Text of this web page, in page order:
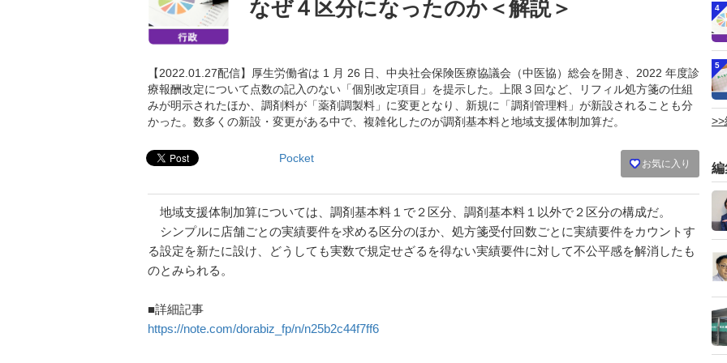
なぜ４区分になったのか＜解説＞
【2022.01.27配信】厚生労働省は 1 月 26 日、中央社会保険医療協議会（中医協）総会を開き、2022 年度診
療報酬改定について点数の記入のない「個別改定項目」を提示した。上限３回など、リフィル処方箋の仕組
みが明示されたほか、調剤料が「薬剤調製料」に変更となり、新規に「調剤管理料」が新設されることも分
かった。数多くの新設・変更がある中で、複雑化したのが調剤基本料と地域支援体制加算だ。
お気に入り
Pocket
地域支援体制加算については、調剤基本料１で２区分、調剤基本料１以外で２区分の構成だ。
シンプルに店舗ごとの実績要件を求める区分のほか、処方箋受付回数ごとに実績要件をカウントす
る設定を新たに設け、どうしても実数で規定せざるを得ない実績要件に対して不公平感を解消したも
のとみられる。
■詳細記事
https://note.com/dorabiz_fp/n/n25b2c44f7ff6
4
5
>>
編